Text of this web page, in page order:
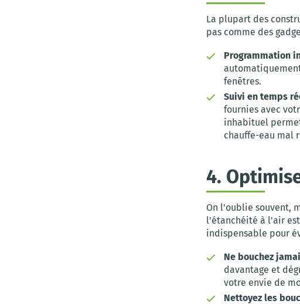
La plupart des
pas comme des
Programmation
fenêtres.
Suivi en temps
fournies avec
inhabituel
chauffe-eau mal
4.
On l'oublie souvent,
l'étanchéité à l'air est
indispensable pour
Ne bouchez
davantage et
votre envie de
Nettoyez les